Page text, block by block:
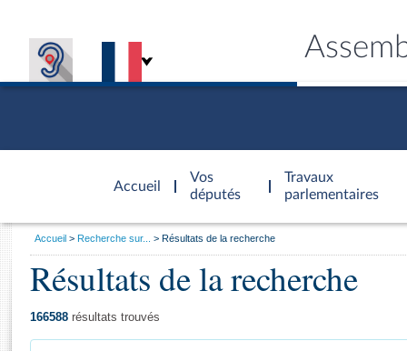
Accueil
d'accueil
Vos
députés
Travaux
parlementaires
Général
Vous
Accueil Recherche sur... Résultats de la recherche
Résultats de la recherche
166588 résultats trouvés